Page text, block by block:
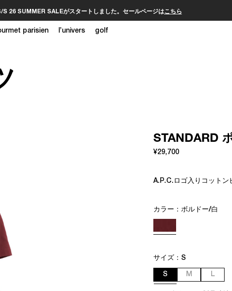
S 26 SUMMER SALEがスタートしました。セールページはこちら
parisien l’univers golf
STANDARD
¥29,700
A.P.C.ロゴ入りコットン
カラー：ボルドー/白
サイズ： S
S M L